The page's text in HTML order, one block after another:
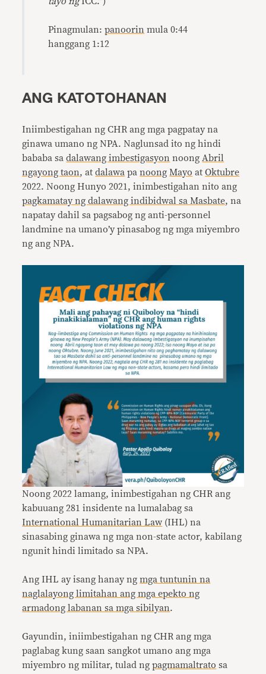
Pinagmulan:panoorin mula 0:44
hanggang 1:12
ANG KATOTOHANAN
Iniimbestigahan ng CHR ang mga pagpatay na
ginawa umano ng NPA. Naglunsad ito ng hindi
bababa sadalawang imbestigasyon noong Abril
ngayong taon, atdalawa panoong Mayo atOktubre
2022. Noong Hunyo 2021, inimbestigahan nito ang
pagkamatay ng dalawang indibidwal sa Masbate, na
napatay dahil sa pagsabog ng anti-personnel
landmine na umano’y pinasabog ng mga miyembro
ng ang NPA.
Noong 2022 lamang, inimbestigahan ng CHR ang
kabuuang 281 insidente na lumalabag sa
International Humanitarian Law (IHL) na
sinasabing ginawa ng mga non-state actor, kabilang
ngunit hindi limitado sa NPA.
Ang IHL ay isang hanay ngmga tuntunin na
naglalayong limitahan ang mga epekto ng
armadong labanan sa mga sibilyan.
Gayundin, iniimbestigahan ng CHR ang mga
paglabag kung saan sangkot umano ang mga
miyembro ng militar, tulad ngpagmamaltrato sa